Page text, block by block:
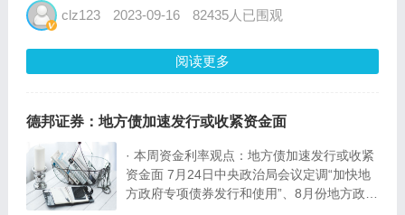
注册会计师行业数字化创新服务论坛”于9月3
主席陈军，...
clz123 2023-09-16 82435人已围观
阅读更多
德邦证券：地方债加速发行或收紧资金面
· 本周资金利率观点：地方债加速发行或收紧
资金面 7月24日中央政治局会议定调“加快地
方政府专项债券发行和使用”、8月份地方政府